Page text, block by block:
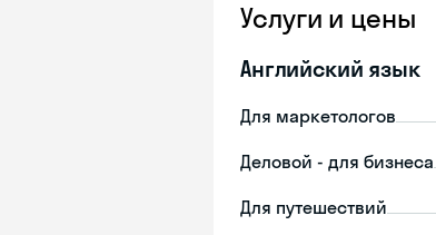
Услуги и цены
Английский язык
Для маркетологов
Деловой - для бизнеса
Для путешествий